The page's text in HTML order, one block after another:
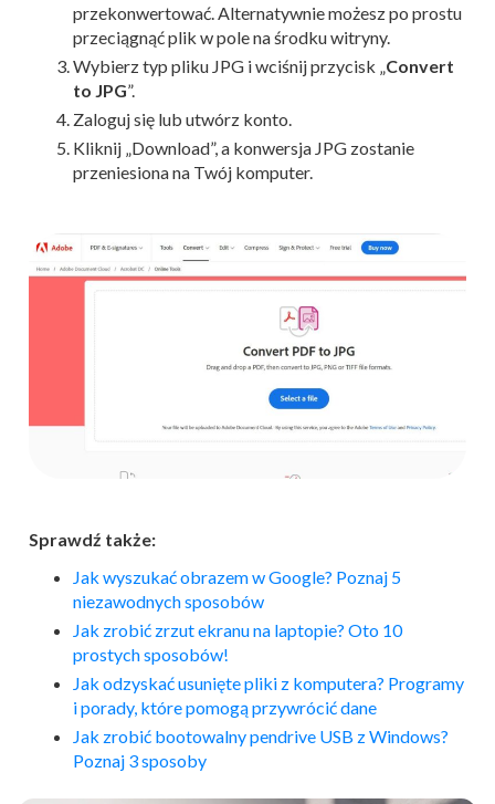
przekonwertować. Alternatywnie możesz po prostu
przeciągnąć plik w pole na środku witryny.
Wybierz typ pliku JPG i wciśnij przycisk „ Convert
to JPG”.
Zaloguj się lub utwórz konto.
Kliknij „Download”, a konwersja JPG zostanie
przeniesiona na Twój komputer.
Sprawdź także:
Jak wyszukać obrazem w Google? Poznaj 5
niezawodnych sposobów
Jak zrobić zrzut ekranu na laptopie? Oto 10
prostych sposobów!
Jak odzyskać usunięte pliki z komputera? Programy
i porady, które pomogą przywrócić dane
Jak zrobić bootowalny pendrive USB z Windows?
Poznaj 3 sposoby